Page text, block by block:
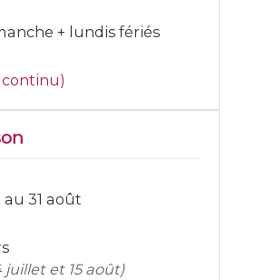
+ lundis fériés
continu)
31 août
juillet et 15 août)